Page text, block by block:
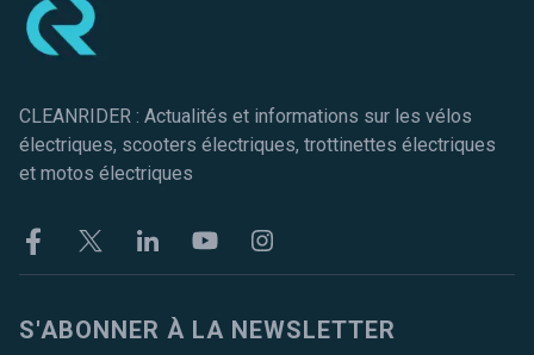
CLEANRIDER : Actualités et informations sur les vélos
électriques, scooters électriques, trottinettes électriques
et motos électriques
FacebookTwitter LinkekinYoutubeInstagram
S'ABONNER À LA NEWSLETTER